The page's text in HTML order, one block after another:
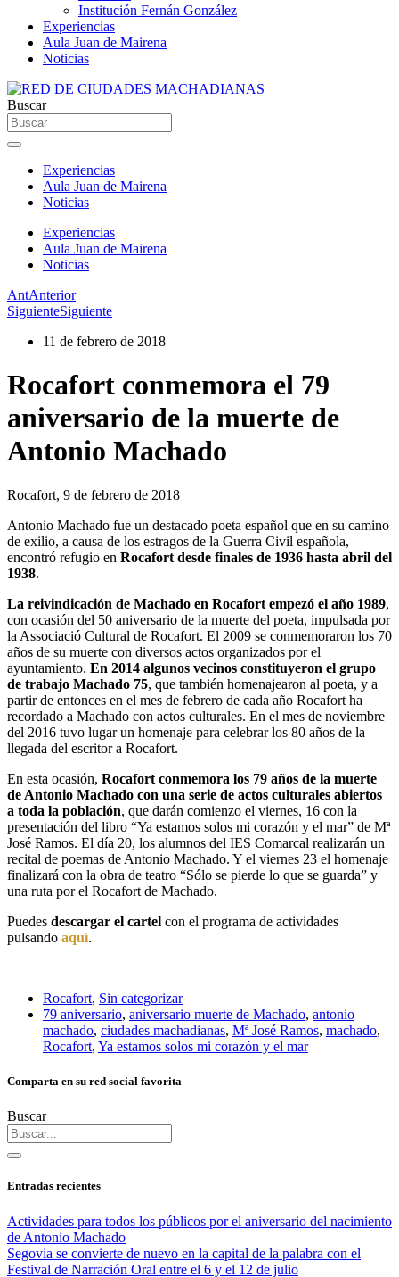
Institución Fernán González
Experiencias
Aula Juan de Mairena
Noticias
Buscar
Experiencias
Aula Juan de Mairena
Noticias
Experiencias
Aula Juan de Mairena
Noticias
AntAnterior
SiguienteSiguiente
11 de febrero de 2018
Rocafort conmemora el 79
aniversario de la muerte de
Antonio Machado
Rocafort, 9 de febrero de 2018
Antonio Machado fue un destacado poeta español que en su camino
de exilio, a causa de los estragos de la Guerra Civil española,
encontró refugio en Rocafort desde finales de 1936 hasta abril del
1938.
La reivindicación de Machado en Rocafort empezó el año 1989,
con ocasión del 50 aniversario de la muerte del poeta, impulsada por
la Associació Cultural de Rocafort. El 2009 se conmemoraron los 70
años de su muerte con diversos actos organizados por el
ayuntamiento. En 2014 algunos vecinos constituyeron el grupo
de trabajo Machado 75, que también homenajearon al poeta, y a
partir de entonces en el mes de febrero de cada año Rocafort ha
recordado a Machado con actos culturales. En el mes de noviembre
del 2016 tuvo lugar un homenaje para celebrar los 80 años de la
llegada del escritor a Rocafort.
En esta ocasión, Rocafort conmemora los 79 años de la muerte
de Antonio Machado con una serie de actos culturales abiertos
a toda la población, que darán comienzo el viernes, 16 con la
presentación del libro “Ya estamos solos mi corazón y el mar” de Mª
José Ramos. El día 20, los alumnos del IES Comarcal realizarán un
recital de poemas de Antonio Machado. Y el viernes 23 el homenaje
finalizará con la obra de teatro “Sólo se pierde lo que se guarda” y
una ruta por el Rocafort de Machado.
Puedes descargar el cartel con el programa de actividades
pulsando aquí.
Rocafort, Sin categorizar
79 aniversario, aniversario muerte de Machado, antonio
machado, ciudades machadianas, Mª José Ramos, machado,
Rocafort, Ya estamos solos mi corazón y el mar
Comparta en su red social favorita
Buscar
Entradas recientes
Actividades para todos los públicos por el aniversario del nacimiento
de Antonio Machado
Segovia se convierte de nuevo en la capital de la palabra con el
Festival de Narración Oral entre el 6 y el 12 de julio